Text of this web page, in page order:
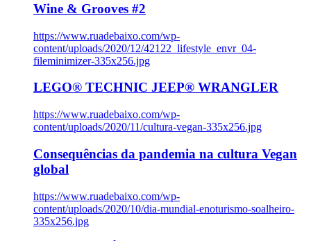
Wine & Grooves #2
https://www.ruadebaixo.com/wp-
content/uploads/2020/12/42122_lifestyle_envr_04-
fileminimizer-335x256.jpg
LEGO® TECHNIC JEEP® WRANGLER
https://www.ruadebaixo.com/wp-
content/uploads/2020/11/cultura-vegan-335x256.jpg
Consequências da pandemia na cultura Vegan
global
https://www.ruadebaixo.com/wp-
content/uploads/2020/10/dia-mundial-enoturismo-soalheiro-
335x256.jpg